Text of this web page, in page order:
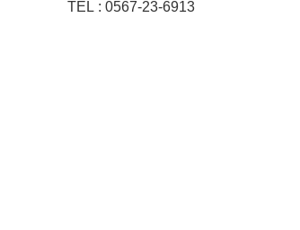
TEL : 0567-23-6913